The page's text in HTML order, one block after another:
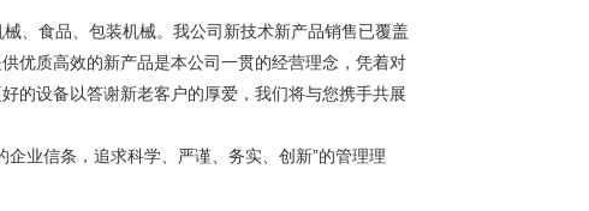
、食品、包装机械。我公司新技术新产品销售已覆盖
优质高效的新产品是本公司一贯的经营理念，凭着对
的设备以答谢新老客户的厚爱，我们将与您携手共展
业信条，追求科学、严谨、务实、创新”的管理理